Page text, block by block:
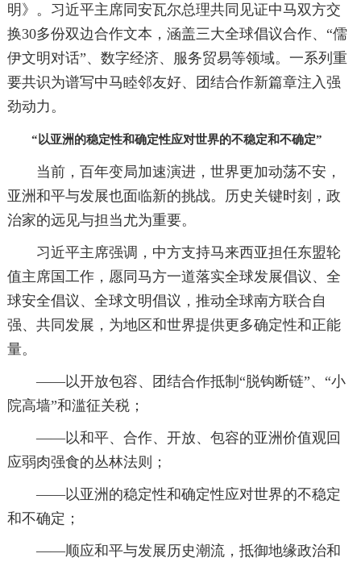
明》。习近平主席同安瓦尔总理共同见证中马双方交
换30多份双边合作文本，涵盖三大全球倡议合作、“儒
伊文明对话”、数字经济、服务贸易等领域。一系列重
要共识为谱写中马睦邻友好、团结合作新篇章注入强
劲动力。
“以亚洲的稳定性和确定性应对世界的不稳定和不确定”
当前，百年变局加速演进，世界更加动荡不安，
亚洲和平与发展也面临新的挑战。历史关键时刻，政
治家的远见与担当尤为重要。
习近平主席强调，中方支持马来西亚担任东盟轮
值主席国工作，愿同马方一道落实全球发展倡议、全
球安全倡议、全球文明倡议，推动全球南方联合自
强、共同发展，为地区和世界提供更多确定性和正能
量。
——以开放包容、团结合作抵制“脱钩断链”、“小
院高墙”和滥征关税；
——以和平、合作、开放、包容的亚洲价值观回
应弱肉强食的丛林法则；
——以亚洲的稳定性和确定性应对世界的不稳定
和不确定；
——顺应和平与发展历史潮流，抵御地缘政治和